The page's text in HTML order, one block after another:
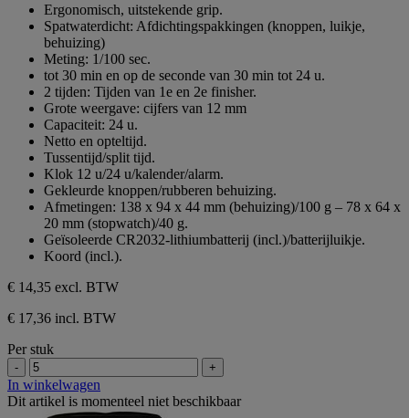
sterren.
Ergonomisch, uitstekende grip.
Spatwaterdicht: Afdichtingspakkingen (knoppen, luikje,
behuizing)
Meting: 1/100 sec.
tot 30 min en op de seconde van 30 min tot 24 u.
2 tijden: Tijden van 1e en 2e finisher.
Grote weergave: cijfers van 12 mm
Capaciteit: 24 u.
Netto en opteltijd.
Tussentijd/split tijd.
Klok 12 u/24 u/kalender/alarm.
Gekleurde knoppen/rubberen behuizing.
Afmetingen: 138 x 94 x 44 mm (behuizing)/100 g – 78 x 64 x
20 mm (stopwatch)/40 g.
Geïsoleerde CR2032-lithiumbatterij (incl.)/batterijluikje.
Koord (incl.).
€ 14,35 excl. BTW
€ 17,36 incl. BTW
Per stuk
- +
In winkelwagen
Dit artikel is momenteel niet beschikbaar